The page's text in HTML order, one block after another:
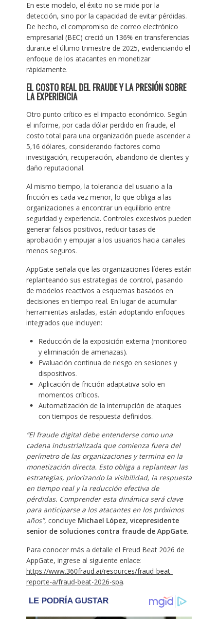
En este modelo, el éxito no se mide por la
detección, sino por la capacidad de evitar pérdidas.
De hecho, el compromiso de correo electrónico
empresarial (BEC) creció un 136% en transferencias
durante el último trimestre de 2025, evidenciando el
enfoque de los atacantes en monetizar
rápidamente.
EL COSTO REAL DEL FRAUDE Y LA PRESIÓN SOBRE
LA EXPERIENCIA
Otro punto crítico es el impacto económico. Según
el informe, por cada dólar perdido en fraude, el
costo total para una organización puede ascender a
5,16 dólares, considerando factores como
investigación, recuperación, abandono de clientes y
daño reputacional.
Al mismo tiempo, la tolerancia del usuario a la
fricción es cada vez menor, lo que obliga a las
organizaciones a encontrar un equilibrio entre
seguridad y experiencia. Controles excesivos pueden
generar falsos positivos, reducir tasas de
aprobación y empujar a los usuarios hacia canales
menos seguros.
AppGate señala que las organizaciones líderes están
replanteando sus estrategias de control, pasando
de modelos reactivos a esquemas basados en
decisiones en tiempo real. En lugar de acumular
herramientas aisladas, están adoptando enfoques
integrados que incluyen:
Reducción de la exposición externa (monitoreo
y eliminación de amenazas).
Evaluación continua de riesgo en sesiones y
dispositivos.
Aplicación de fricción adaptativa solo en
momentos críticos.
Automatización de la interrupción de ataques
con tiempos de respuesta definidos.
“El fraude digital debe entenderse como una
cadena industrializada que comienza fuera del
perímetro de las organizaciones y termina en la
monetización directa. Esto obliga a replantear las
estrategias, priorizando la visibilidad, la respuesta
en tiempo real y la reducción efectiva de
pérdidas. Comprender esta dinámica será clave
para anticiparse a los atacantes en los próximos
años”, concluye Michael López, vicepresidente
senior de soluciones contra fraude de AppGate.
Para conocer más a detalle el Freud Beat 2026 de
AppGate, ingrese al siguiente enlace:
https://www.360fraud.ai/resources/fraud-beat-
reporte-a/fraud-beat-2026-spa.